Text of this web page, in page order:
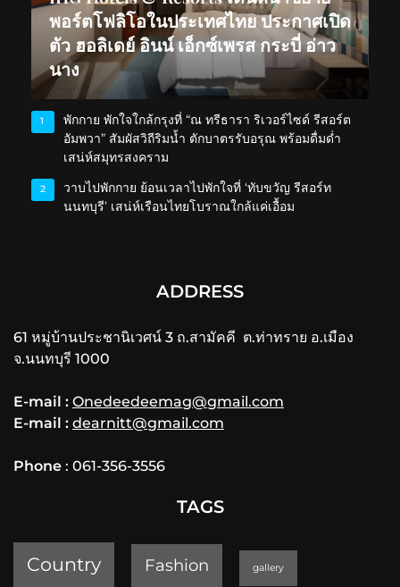
พอร์ตโฟลิโอในประเทศไทย ประกาศเปิด
ตัว ฮอลิเดย์ อินน์ เอ็กซ์เพรส กระบี่ อ่าว
นาง
1
พักกาย พักใจใกล้กรุงที่ “ณ ทรีธารา ริเวอร์ไซด์ รีสอร์ต
อัมพวา” สัมผัสวิถีริมน้ำ ตักบาตรรับอรุณ พร้อมดื่มด่ำ
เสน่ห์สมุทรสงคราม
2
วาบไปพักกาย ย้อนเวลาไปพักใจที่ ‘ทับขวัญ รีสอร์ท
นนทบุรี’ เสน่ห์เรือนไทยโบราณใกล้แค่เอื้อม
ADDRESS
61 หมู่บ้านประชานิเวศน์ 3 ถ.สามัคคี ต.ท่าทราย อ.เมือง
จ.นนทบุรี 1000
E-mail : Onedeedeemag@gmail.com
E-mail : dearnitt@gmail.com
Phone : 061-356-3556
TAGS
Country Fashion gallery